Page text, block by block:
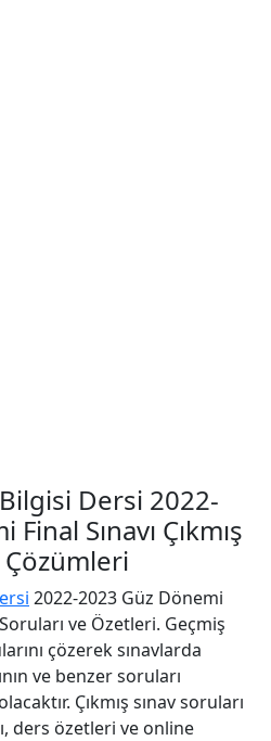
Dersi 2022-
Sınavı Çıkmış
Çözümleri
2022-2023 Güz Dönemi
Soruları ve Özetleri. Geçmiş
çözerek sınavlarda
ve benzer soruları
Çıkmış sınav soruları
ders özetleri ve online